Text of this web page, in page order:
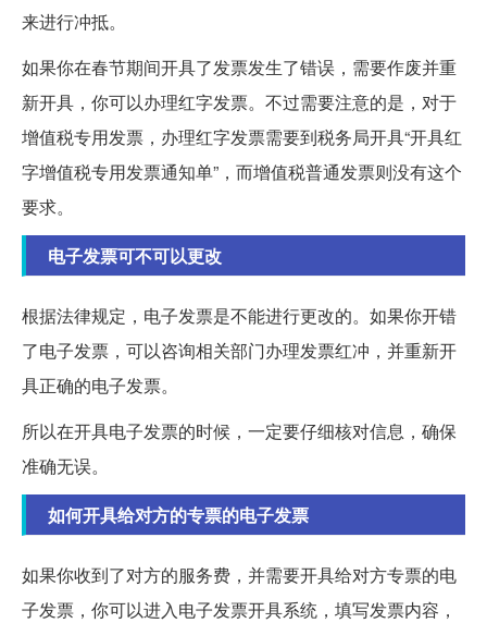
来进行冲抵。
如果你在春节期间开具了发票发生了错误，需要作废并重
新开具，你可以办理红字发票。不过需要注意的是，对于
增值税专用发票，办理红字发票需要到税务局开具“开具红
字增值税专用发票通知单”，而增值税普通发票则没有这个
要求。
电子发票可不可以更改
根据法律规定，电子发票是不能进行更改的。如果你开错
了电子发票，可以咨询相关部门办理发票红冲，并重新开
具正确的电子发票。
所以在开具电子发票的时候，一定要仔细核对信息，确保
准确无误。
如何开具给对方的专票的电子发票
如果你收到了对方的服务费，并需要开具给对方专票的电
子发票，你可以进入电子发票开具系统，填写发票内容，